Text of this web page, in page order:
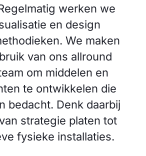
werken we
en design
We maken
van ons allround
om middelen en
te ontwikkelen die
bedacht. Denk daarbij
strategie platen tot
fysieke installaties.